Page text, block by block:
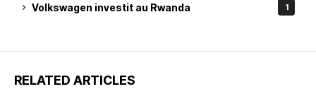
Volkswagen investit au Rwanda 1
RELATED ARTICLES